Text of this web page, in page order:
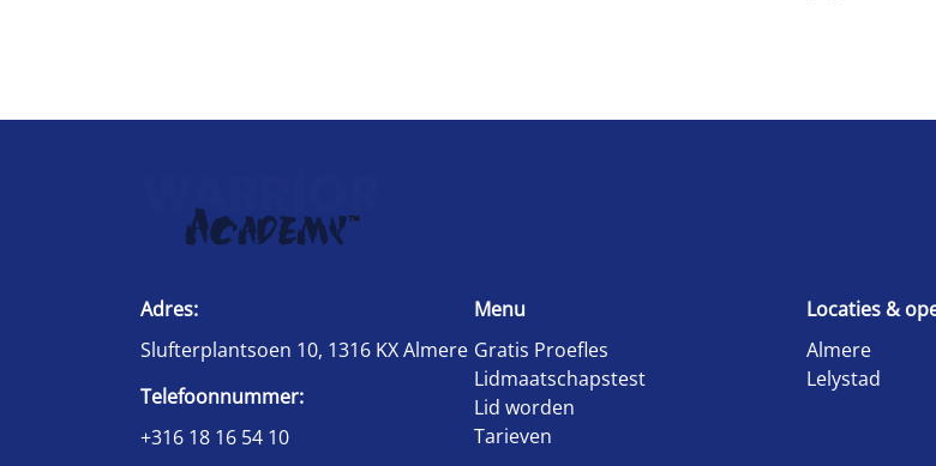
Adres:
Slufterplantsoen 10, 1316 KX Almere
Telefoonnummer:
+316 18 16 54 10
Menu
Gratis Proefles
Lidmaatschapstest
Lid worden
Tarieven
Locaties &
Almere
Lelystad